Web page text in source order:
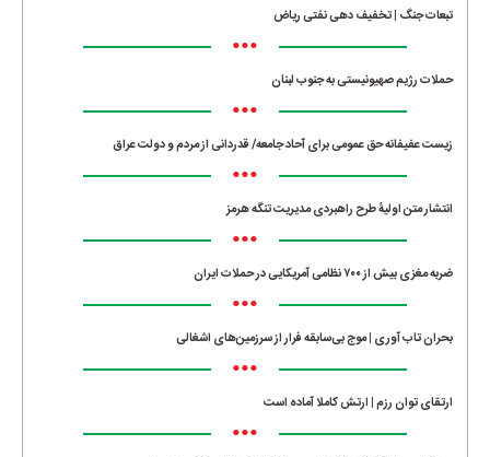
تبعات جنگ | تخفیف دهی نفتی ریاض
•••
حملات رژیم صهیونیستی به جنوب لبنان
•••
زیست عفیفانه حق عمومی برای آحاد جامعه/ قدردانی از مردم و دولت عراق
•••
انتشار متن اولیۀ طرح راهبردی مدیریت تنگه هرمز
•••
ضربه مغزی بیش از ۷۰۰ نظامی آمریکایی در حملات ایران
•••
بحران تاب آوری | موج بی‌سابقه فرار از سرزمین‌های اشغالی
•••
ارتقای توان رزم | ارتش کاملا آماده است
•••